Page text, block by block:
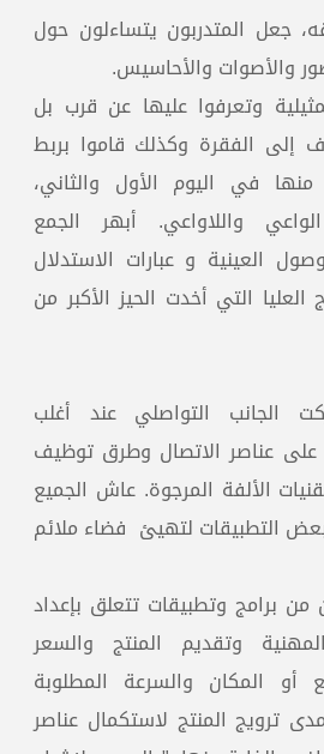
جعل المتدربون يتساءلون حول
والأصوات والأحاسيس.
وتعرفوا عليها عن قرب بل
إلى الفقرة وكذلك قاموا بربط
منها في اليوم الأول والثاني،
واللاواعي. أبهر الجمع
العينية و عبارات الاستدلال
العليا التي أخدت الحيز الأكبر من
الجانب التواصلي عند أغلب
على عناصر الاتصال وطرق توظيف
الألفة المرجوة. عاش الجميع
التطبيقات لتهيئ فضاء ملائم
من برامج وتطبيقات تتعلق بإعداد
المهنية وتقديم المنتج والسعر
أو المكان والسرعة المطلوبة
ترويج المنتج لاستكمال عناصر